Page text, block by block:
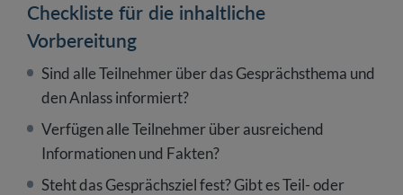
Checkliste für die inhaltliche
Vorbereitung
Sind alle Teilnehmer über das Gesprächsthema und
den Anlass informiert?
Verfügen alle Teilnehmer über ausreichend
Informationen und Fakten?
Steht das Gesprächsziel fest? Gibt es Teil- oder